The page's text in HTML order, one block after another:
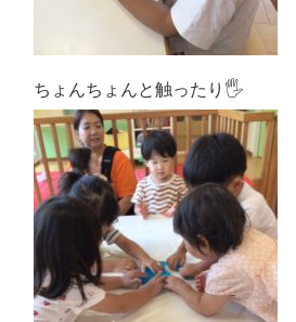
ちょんちょんと触ったり🖐